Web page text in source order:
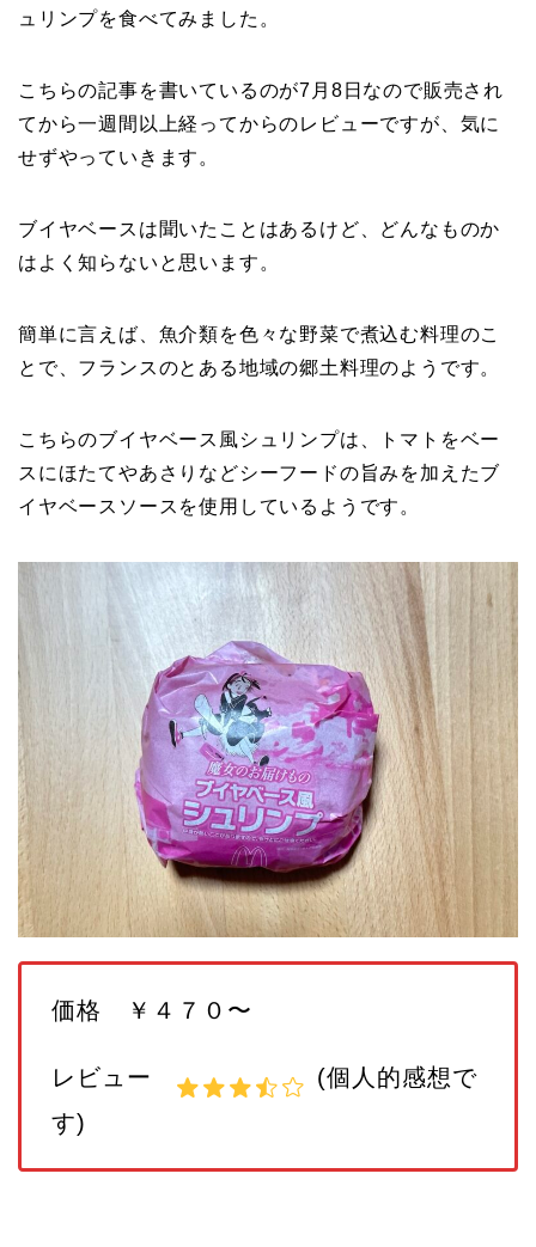
ュリンプを食べてみました。
こちらの記事を書いているのが7月8日なので販売され
てから一週間以上経ってからのレビューですが、気に
せずやっていきます。
ブイヤベースは聞いたことはあるけど、どんなものか
はよく知らないと思います。
簡単に言えば、魚介類を色々な野菜で煮込む料理のこ
とで、フランスのとある地域の郷土料理のようです。
こちらのブイヤベース風シュリンプは、トマトをベー
スにほたてやあさりなどシーフードの旨みを加えたブ
イヤベースソースを使用しているようです。
価格 ￥４７０〜
レビュー
(個人的感想で
す)